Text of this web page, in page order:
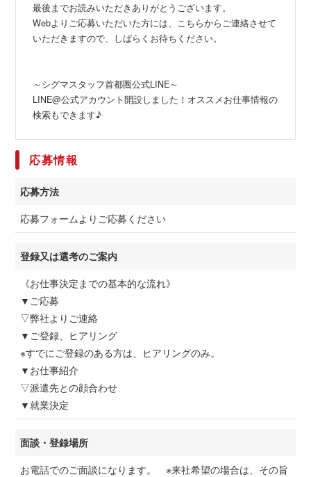
最後までお読みいただきありがとうございます。
Webよりご応募いただいた方には、こちらからご連絡させて
いただきますので、しばらくお待ちください。
～シグマスタッフ首都圏公式LINE～
LINE@公式アカウント開設しました！オススメお仕事情報の
検索もできます♪
応募情報
応募方法
応募フォームよりご応募ください
登録又は選考のご案内
《お仕事決定までの基本的な流れ》
▼ご応募
▽弊社よりご連絡
▼ご登録、ヒアリング
※すでにご登録のある方は、ヒアリングのみ。
▼お仕事紹介
▽派遣先との顔合わせ
▼就業決定
面談・登録場所
お電話でのご面談になります。 ※来社希望の場合は、その旨